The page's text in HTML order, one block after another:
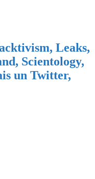
Leaks,
Scientology,
un Twitter,